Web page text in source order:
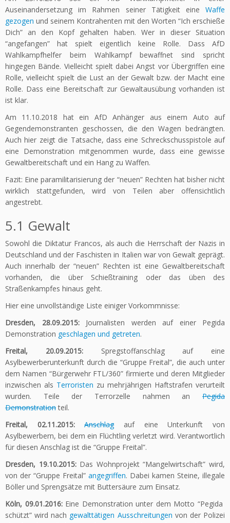
Auseinandersetzung im Rahmen seiner Tätigkeit eine Waffe
gezogen und seinem Kontrahenten mit den Worten “Ich erschieße
Dich” an den Kopf gehalten haben. Wer in dieser Situation
“angefangen” hat spielt eigentlich keine Rolle. Dass AfD
Wahlkampfhelfer beim Wahlkampf bewaffnet sind spricht
hingegen Bände. Vielleicht spielt dabei Angst vor Übergriffen eine
Rolle, vielleicht spielt die Lust an der Gewalt bzw. der Macht eine
Rolle. Dass eine Bereitschaft zur Gewaltausübung vorhanden ist
ist klar.
Am 11.10.2018 hat ein AfD Anhänger aus einem Auto auf
Gegendemonstranten geschossen, die den Wagen bedrängten.
Auch hier zeigt die Tatsache, dass eine Schreckschusspistole auf
eine Demonstration mitgenommen wurde, dass eine gewisse
Gewaltbereitschaft und ein Hang zu Waffen.
Fazit: Eine paramilitarisierung der “neuen” Rechten hat bisher nicht
wirklich stattgefunden, wird von Teilen aber offensichtlich
angestrebt.
5.1 Gewalt
Sowohl die Diktatur Francos, als auch die Herrschaft der Nazis in
Deutschland und der Faschisten in Italien war von Gewalt geprägt.
Auch innerhalb der “neuen” Rechten ist eine Gewaltbereitschaft
vorhanden, die über Schießtraining oder das üben des
Straßenkampfes hinaus geht.
Hier eine unvollständige Liste einiger Vorkommnisse:
Dresden, 28.09.2015:Journalisten werden auf einer Pegida
Demonstration geschlagen und getreten.
Freital, 20.09.2015:Spregstoffanschlag auf eine
Asylbewerberunterkunft durch die “Gruppe Freital”, die auch unter
dem Namen “Bürgerwehr FTL/360” firmierte und deren Mitglieder
inzwischen als Terroristen zu mehrjährigen Haftstrafen verurteilt
wurden. Teile der Terrorzelle nahmen an Pegida
Demonstrationteil.
Freital, 02.11.2015:
Anschlagauf eine Unterkunft von
Asylbewerbern, bei dem ein Flüchtling verletzt wird. Verantwortlich
für diesen Anschlag ist die “Gruppe Freital”.
Dresden, 19.10.2015:Das Wohnprojekt “Mangelwirtschaft” wird,
von der “Gruppe Freital” angegriffen. Dabei kamen Steine, illegale
Böller und Sprengsätze mit Buttersäure zum Einsatz.
Köln, 09.01.2016:Eine Demonstration unter dem Motto “Pegida
schützt” wird nach gewalttätigen Ausschreitungen von der Polizei